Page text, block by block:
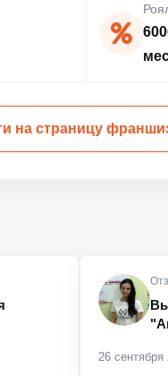
на страницу
26 сентября